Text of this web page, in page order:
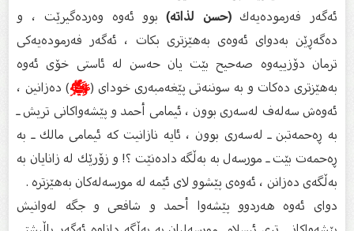
ئەگەر فەرمودەیەك(حسن لذاته)بوو ئەوە وەردەگیرێت ، و
دەگەڕێن بەدوای ئەوەی بەهێزتری بكات ، ئەگەر فەرمودەیەكی
ترمان دۆزییەوە صەحیح بێت یان حەسن لە ئاستی خۆی ئەوە
بەهێزتری دەكات و بە سوننەتی پێغەمبەری خودای (ﷺ) دەزانین ،
ئەوەش سەلەف لەسەری بوون ، ئیمامی أحمد و پێشەواكانی تریش ـ
بە ڕەحمەتبن ـ لەسەری بوون ، ئایە نازانیت كە ئیمامی مالك ـ بە
ڕەحمەت بێت ـ مورسەل بە بەڵگە دادەنێت ؟! و زۆرێك لە زانایان بە
بەڵگەی دەزانن ، ئەوەی پێشوو لای ئێمە لە مورسەلەكان بەهێزترە .
دوای ئەوە هەردوو پێشەوا أحمد و شافعی و جگە لەوانیش